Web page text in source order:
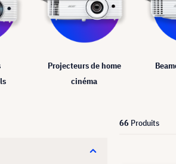
Projecteurs de home
cinéma
66 Produits